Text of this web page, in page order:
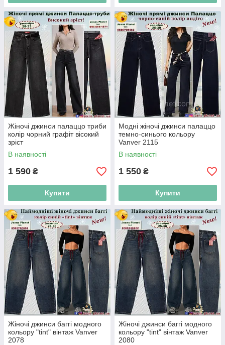
Жіночі джинси палаццо триби
колір чорний графіт вісокий
зріст
В наявності
1 590 ₴
Купити
Модні жіночі джинси палаццо
темно-синього кольору
Vanver 2115
В наявності
1 550 ₴
Купити
Жіночі джинси баггі модного
кольору "tint" вінтаж Vanver
2078
Жіночі джинси баггі модного
кольору "tint" вінтаж Vanver
2080